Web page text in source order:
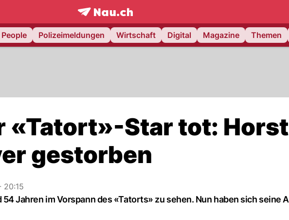
frontpage.NAU.ch
People Polizeimeldungen Wirtschaft Digital Magazine Themen
«Tatort»-Star tot: Horst
gestorben
20:15
Jahren im Vorspann des «Tatorts» zu sehen. Nun haben sich seine